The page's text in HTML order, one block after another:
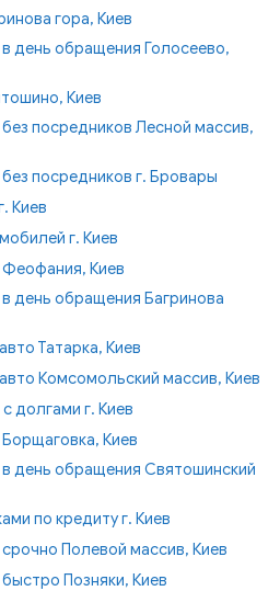
гора, Киев
день обращения Голосеево,
Киев
посредников Лесной массив,
посредников г. Бровары
Киев
г. Киев
Феофания, Киев
день обращения Багринова
Татарка, Киев
Комсомольский массив, Киев
долгами г. Киев
Киев
день обращения Святошинский
по кредиту г. Киев
Полевой массив, Киев
Позняки, Киев